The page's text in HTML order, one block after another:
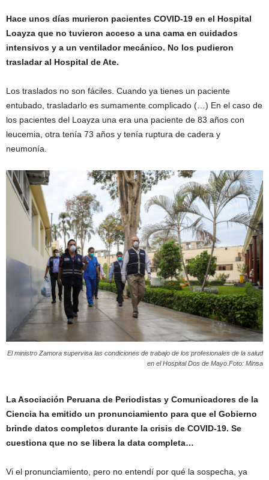
Hace unos días murieron pacientes COVID-19 en el Hospital
Loayza que no tuvieron acceso a una cama en cuidados
intensivos y a un ventilador mecánico. No los pudieron
trasladar al Hospital de Ate.
Los traslados no son fáciles. Cuando ya tienes un paciente
entubado, trasladarlo es sumamente complicado (…) En el caso de
los pacientes del Loayza una era una paciente de 83 años con
leucemia, otra tenía 73 años y tenía ruptura de cadera y
neumonía.
El ministro Zamora supervisa las condiciones de trabajo de los profesionales de la salud
en el Hospital Dos de Mayo.Foto: Minsa
La Asociación Peruana de Periodistas y Comunicadores de la
Ciencia ha emitido un pronunciamiento para que el Gobierno
brinde datos completos durante la crisis de COVID-19. Se
cuestiona que no se libera la data completa…
Vi el pronunciamiento, pero no entendí por qué la sospecha, ya